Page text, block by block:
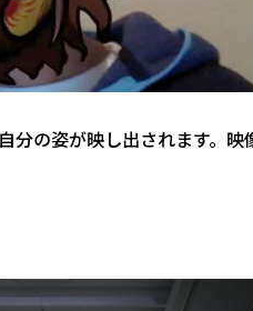
分の姿が映し出されます。